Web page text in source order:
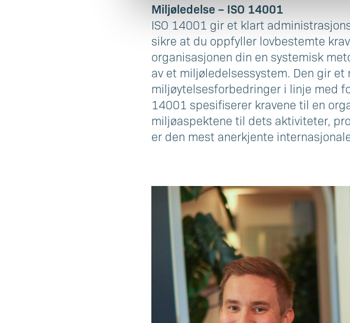
Miljøledelse – ISO 14001
ISO 14001 gir et klart
sikre at du oppfyller lovbestemte
organisasjonen din en systemisk
av et miljøledelsessystem. Den gir
miljøytelsesforbedringer i linje med
14001 spesifiserer kravene til en
miljøaspektene til dets aktiviteter,
er den mest anerkjente